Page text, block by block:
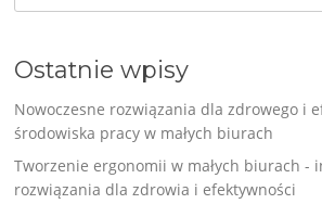
Ostatnie wpisy
Nowoczesne rozwiązania dla zdrowego i
środowiska pracy w małych biurach
Tworzenie ergonomii w małych biurach -
rozwiązania dla zdrowia i efektywności